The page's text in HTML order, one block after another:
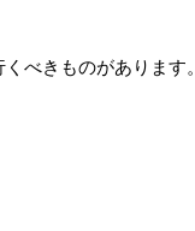
べきものがあります。